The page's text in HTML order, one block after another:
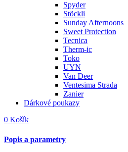
Spyder
Stöckli
Sunday Afternoons
Sweet Protection
Tecnica
Therm-ic
Toko
UYN
Van Deer
Ventesima Strada
Zanier
Dárkové poukazy
0 Košík
Popis a parametry